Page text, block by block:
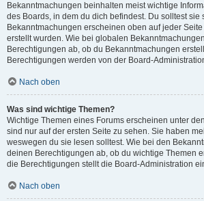
Bekanntmachungen beinhalten meist wichtige
des Boards, in dem du dich befindest. Du solltest sie
Bekanntmachungen erscheinen oben auf jeder
erstellt wurden. Wie bei globalen
Berechtigungen ab, ob du Bekanntmachungen
Berechtigungen werden von der Board-
Nach oben
Was sind wichtige Themen?
Wichtige Themen eines Forums erscheinen unter
sind nur auf der ersten Seite zu sehen. Sie haben
weswegen du sie lesen solltest. Wie bei den
deinen Berechtigungen ab, ob du wichtige Themen
die Berechtigungen stellt die Board-Administration
Nach oben